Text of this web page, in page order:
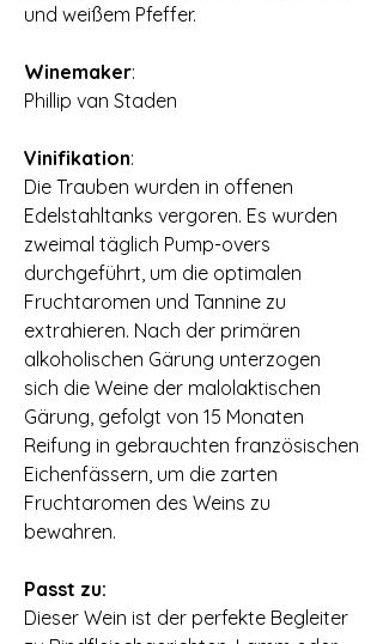
und weißem Pfeffer.
Winemaker:
Phillip van Staden
Vinifikation:
Die Trauben wurden in offenen
Edelstahltanks vergoren. Es wurden
zweimal täglich Pump-overs
durchgeführt, um die optimalen
Fruchtaromen und Tannine zu
extrahieren. Nach der primären
alkoholischen Gärung unterzogen
sich die Weine der malolaktischen
Gärung, gefolgt von 15 Monaten
Reifung in gebrauchten französischen
Eichenfässern, um die zarten
Fruchtaromen des Weins zu
bewahren.
Passt zu:
Dieser Wein ist der perfekte Begleiter